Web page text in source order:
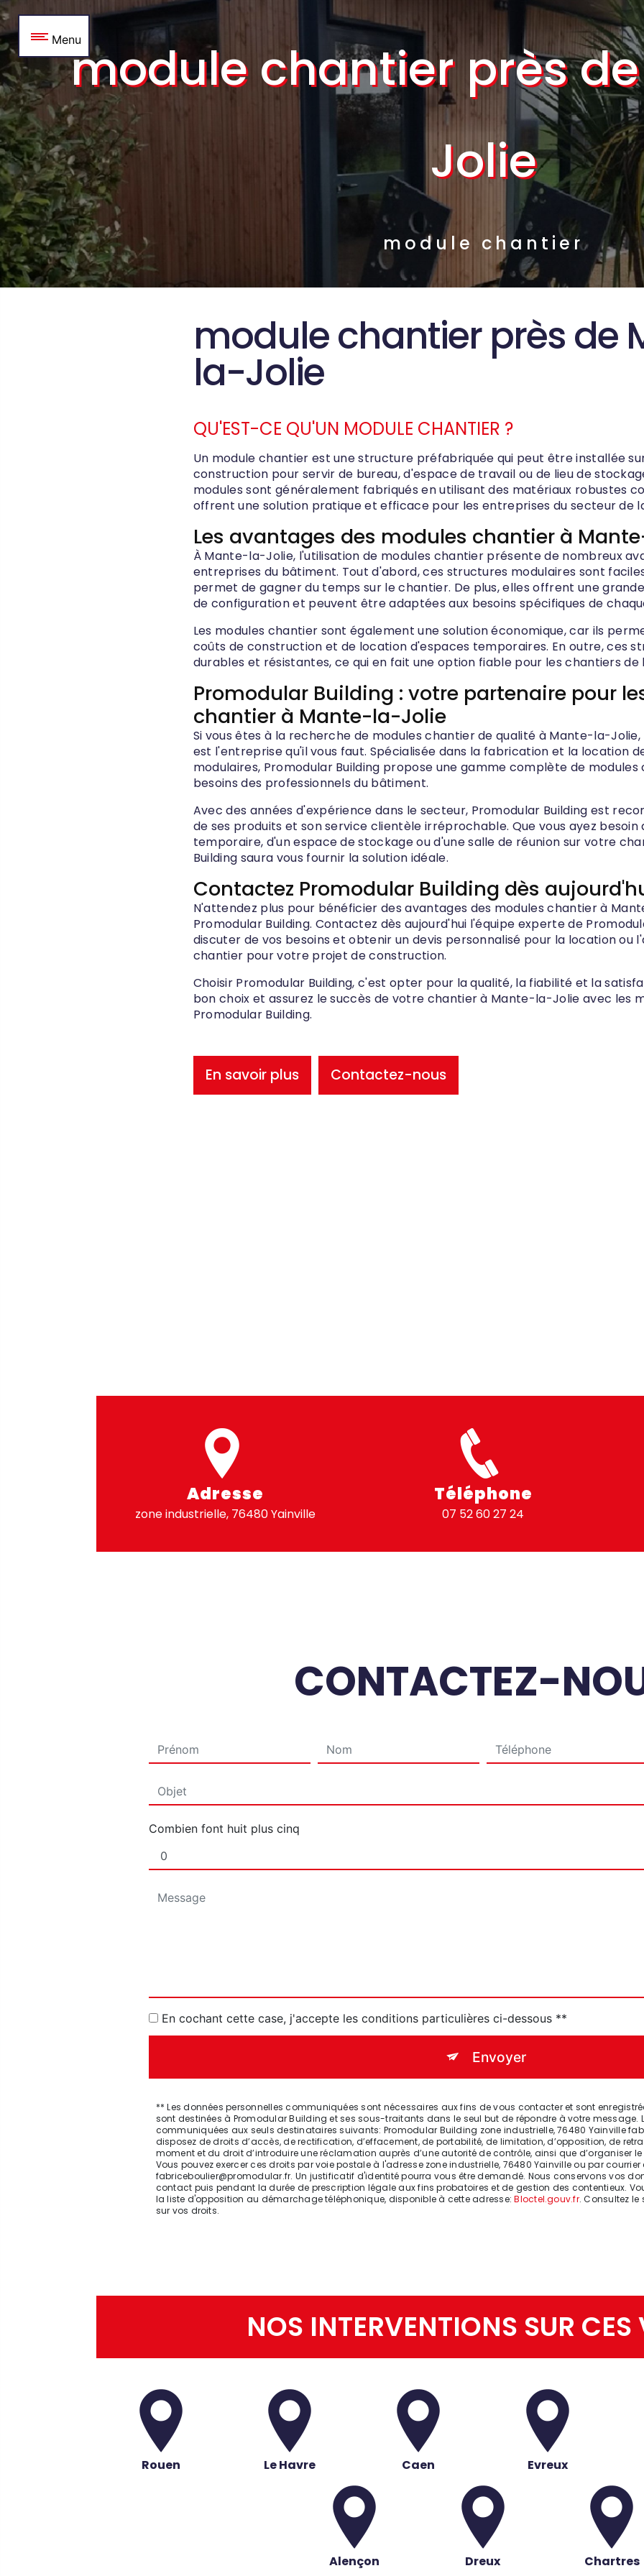
Menumodule chantier près
Jolie
module chantier
module chantier près de
la-Jolie
QU'EST-CE QU'UN MODULE CHANTIER ?
Un module chantier est une structure préfabriquée qui peut être installée
construction pour servir de bureau, d'espace de travail ou de lieu de
modules sont généralement fabriqués en utilisant des matériaux robustes
offrent une solution pratique et efficace pour les entreprises du secteur de
Les avantages des modules chantier à
À Mante-la-Jolie, l'utilisation de modules chantier présente de nombreux
entreprises du bâtiment. Tout d'abord, ces structures modulaires sont
permet de gagner du temps sur le chantier. De plus, elles offrent une
de configuration et peuvent être adaptées aux besoins spécifiques de
Les modules chantier sont également une solution économique, car ils
coûts de construction et de location d'espaces temporaires. En outre, ces
durables et résistantes, ce qui en fait une option fiable pour les chantiers de
Promodular Building : votre partenaire pour
chantier à Mante-la-Jolie
Si vous êtes à la recherche de modules chantier de qualité à Mante-la-Jolie,
est l'entreprise qu'il vous faut. Spécialisée dans la fabrication et la location
modulaires, Promodular Building propose une gamme complète de
besoins des professionnels du bâtiment.
Avec des années d'expérience dans le secteur, Promodular Building est
de ses produits et son service clientèle irréprochable. Que vous ayez besoin
temporaire, d'un espace de stockage ou d'une salle de réunion sur votre
Building saura vous fournir la solution idéale.
Contactez Promodular Building dès
N'attendez plus pour bénéficier des avantages des modules chantier à
Promodular Building. Contactez dès aujourd'hui l'équipe experte de
discuter de vos besoins et obtenir un devis personnalisé pour la location ou
chantier pour votre projet de construction.
Choisir Promodular Building, c'est opter pour la qualité, la fiabilité et la
bon choix et assurez le succès de votre chantier à Mante-la-Jolie avec les
Promodular Building.
En savoir plus Contactez-nous
Adresse
zone industrielle, 76480 Yainville
Téléphone
07 52 60 27 24
CONTACTEZ-
Combien font huit plus cinq
En cochant cette case, j'accepte les conditions particulières ci-dessous **
Envoyer
** Les données personnelles communiquées sont nécessaires aux fins de vous contacter et sont
sont destinées à Promodular Building et ses sous-traitants dans le seul but de répondre à votre message.
communiquées aux seuls destinataires suivants: Promodular Building zone industrielle, 76480 Yainville
disposez de droits d’accès, de rectification, d’effacement, de portabilité, de limitation, d’opposition, de
moment et du droit d’introduire une réclamation auprès d’une autorité de contrôle, ainsi que d’organiser
Vous pouvez exercer ces droits par voie postale à l'adresse zone industrielle, 76480 Yainville ou par
fabriceboulier@promodular.fr. Un justificatif d'identité pourra vous être demandé. Nous conservons vos
contact puis pendant la durée de prescription légale aux fins probatoires et de gestion des contentieux.
la liste d'opposition au démarchage téléphonique, disponible à cette adresse:Bloctel.gouv.fr. Consultez le
sur vos droits.
NOS INTERVENTIONS SUR CES
Rouen Le Havre Caen Evreux
Alençon Dreux Chartres
Panneau de gestion des cookies